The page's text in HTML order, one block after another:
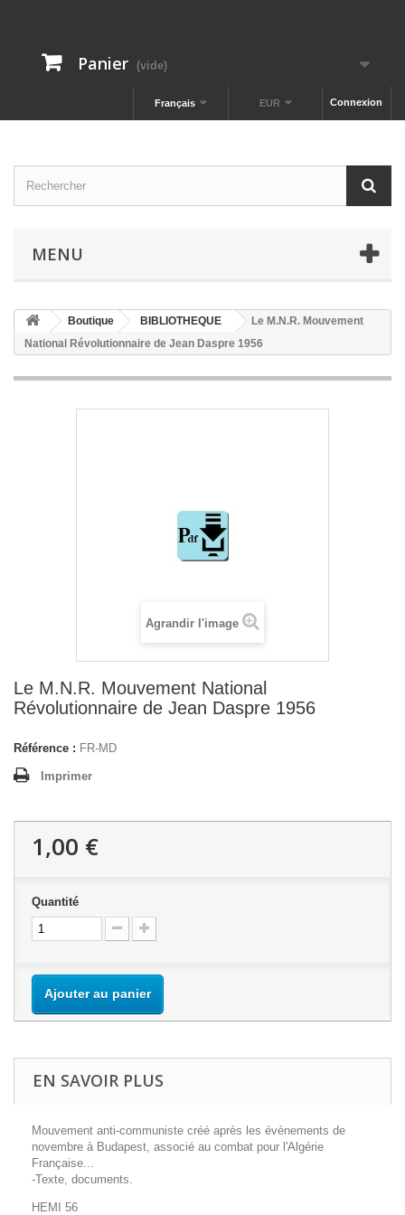
Panier (vide)
Connexion
EUR
Français
MENU
Boutique BIBLIOTHEQUE
Le M.N.R. Mouvement
National Révolutionnaire de Jean Daspre 1956
Agrandir l'image
Le M.N.R. Mouvement National
Révolutionnaire de Jean Daspre 1956
Référence : FR-MD
Imprimer
1,00 €
Quantité
Ajouter au panier
EN SAVOIR PLUS
Mouvement anti-communiste créé après les évènements de
novembre à Budapest, associé au combat pour l'Algérie
Française...
-Texte, documents.
HEMI 56